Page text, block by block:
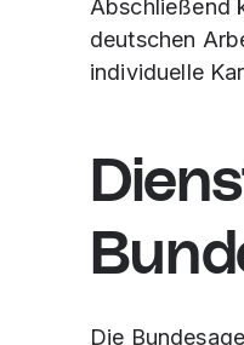
Abschließend
deutschen
individuelle
Die